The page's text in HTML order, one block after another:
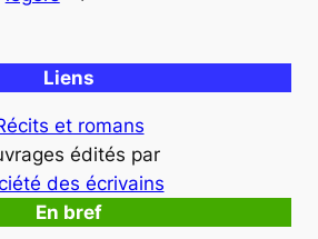
Liens
et romans
édités par
des écrivains
En bref